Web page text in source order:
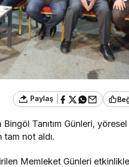
Paylaş
Tanıtım Günleri, yöresel
not aldı.
Memleket Günleri